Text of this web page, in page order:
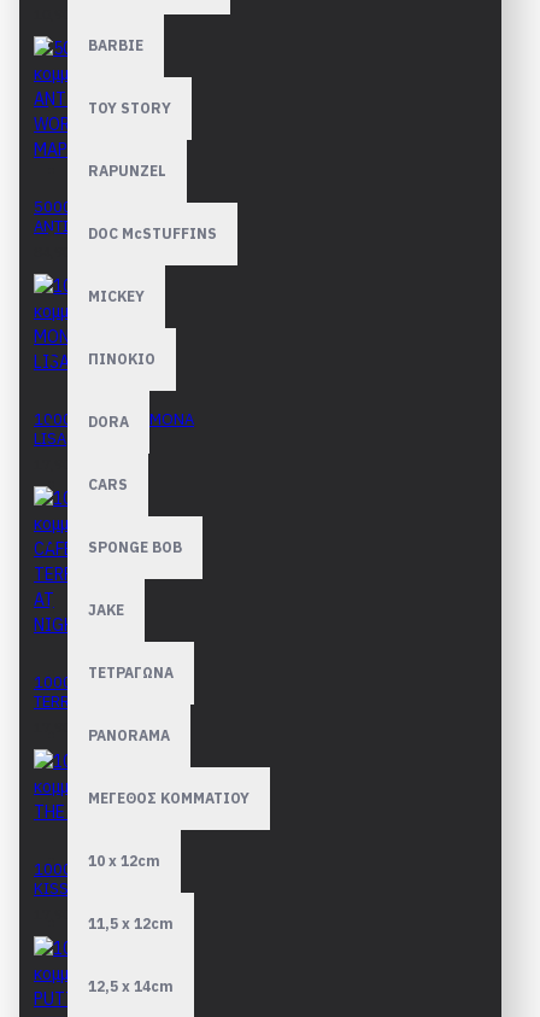
BARBIE
TOY STORY
RAPUNZEL
DOC McSTUFFINS
MICKEY
ΠΙΝΟΚΙΟ
DORA
CARS
SPONGE BOB
JAKE
ΤΕΤΡΑΓΩΝΑ
PANORAMA
ΜΕΓΕΘΟΣ ΚΟΜΜΑΤΙΟΥ
10 x 12cm
11,5 x 12cm
12,5 x 14cm
5000 κομμάτια
ANTIQUE WORLD MAP
1000 κομμάτια MONA
LISA
1000 κομμάτια CAFE
TERRACE AT NIGHT
1000 κομμάτια THE
KISS